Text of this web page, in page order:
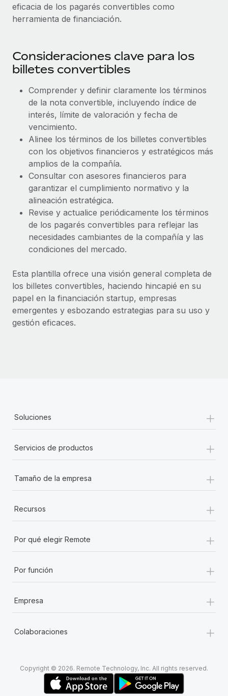
Gestión de dispositivos
Proporciona dispositivos tecnológicos y contrólalos
Apertura de entidades
Abre entidades conforme a la legalidad enseguida.
Movilidad y reubicación
Reubica a los empleados con facilidad.
Prestaciones
Gestiona las prestaciones de los empleados sin
complicaciones.
Explora el blog
Novedades de producto de Remote:
Management Plus
La misión de Remote sigue siendo ayudar a empresas de
todos los tamaños a contratar, gestionar y...
Más información
Pento se convierte en un empleador equitativo
con Remote
Gestionar las nóminas internamente es complicado. Tardas
semanas en hacerlo manualmente y, al mes...
Más información
eficacia de los pagarés convertibles como
herramienta de financiación.
Consideraciones clave para los
billetes convertibles
Comprender y definir claramente los términos
de la nota convertible, incluyendo índice de
interés, límite de valoración y fecha de
vencimiento.
Alinee los términos de los billetes convertibles
con los objetivos financieros y estratégicos más
amplios de la compañía.
Consultar con asesores financieros para
garantizar el cumplimiento normativo y la
alineación estratégica.
Revise y actualice periódicamente los términos
de los pagarés convertibles para reflejar las
necesidades cambiantes de la compañía y las
condiciones del mercado.
Esta plantilla ofrece una visión general completa de
los billetes convertibles, haciendo hincapié en su
papel en la financiación startup, empresas
emergentes y esbozando estrategias para su uso y
gestión eficaces.
Soluciones +
Servicios de productos +
Tamaño de la empresa +
Recursos +
Por qué elegir Remote +
Por función +
Empresa +
Colaboraciones +
Copyright © 2026. Remote Technology, Inc. All rights reserved.